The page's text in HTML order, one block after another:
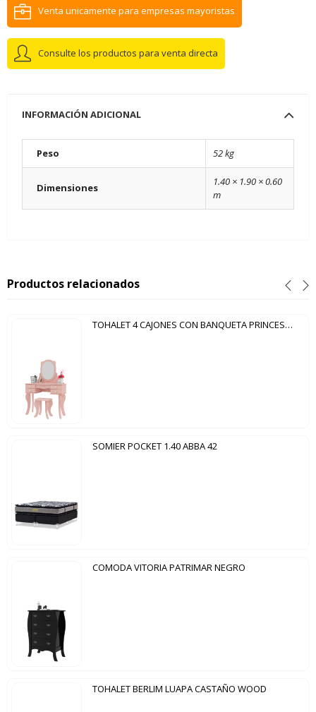
Venta unicamente para empresas mayoristas
Consulte los productos para venta directa
INFORMACIÓN ADICIONAL
Peso 52 kg
Dimensiones
1.40 × 1.90 × 0.60
m
Productos relacionados
TOHALET 4 CAJONES CON BANQUETA PRINCESA PATRIMAR ROSA
SOMIER POCKET 1.40 ABBA 42
COMODA VITORIA PATRIMAR NEGRO
TOHALET BERLIM LUAPA CASTAÑO WOOD